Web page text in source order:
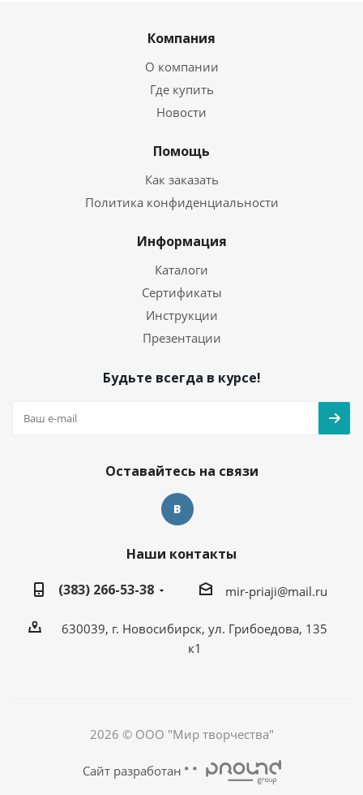
Компания
О компании
Где купить
Новости
Помощь
Как заказать
Политика конфиденциальности
Информация
Каталоги
Сертификаты
Инструкции
Презентации
Будьте всегда в курсе!
Оставайтесь на связи
Наши контакты
(383) 266-53-38
mir-priaji@mail.ru
630039, г. Новосибирск, ул. Грибоедова, 135
к1
2026 © ООО "Мир творчества"
Сайт разработан